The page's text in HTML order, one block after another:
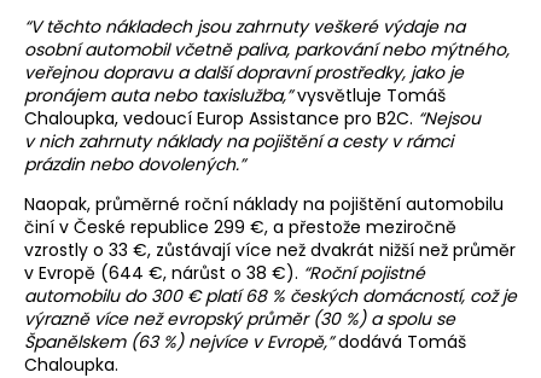
“V těchto nákladech jsou zahrnuty veškeré výdaje na
osobní automobil včetně paliva, parkování nebo mýtného,
veřejnou dopravu a další dopravní prostředky, jako je
pronájem auta nebo taxislužba,”vysvětluje Tomáš
Chaloupka, vedoucí Europ Assistance pro B2C. “Nejsou
v nich zahrnuty náklady na pojištění a cesty v rámci
prázdin nebo dovolených.”
Naopak, průměrné roční náklady na pojištění automobilu
činí v České republice 299 €, a přestože meziročně
vzrostly o 33 €, zůstávají více než dvakrát nižší než průměr
v Evropě (644 €, nárůst o 38 €). “Roční pojistné
automobilu do 300 € platí 68 % českých domácností, což je
výrazně více než evropský průměr (30 %) a spolu se
Španělskem (63 %) nejvíce v Evropě,”dodává Tomáš
Chaloupka.